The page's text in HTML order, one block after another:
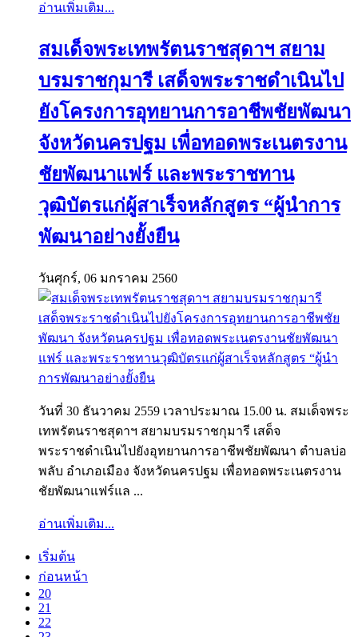
อ่านเพิ่มเติม...
สมเด็จพระเทพรัตนราชสุดาฯ สยาม
บรมราชกุมารี เสด็จพระราชดำเนินไป
ยังโครงการอุทยานการอาชีพชัยพัฒนา
จังหวัดนครปฐม เพื่อทอดพระเนตรงาน
ชัยพัฒนาแฟร์ และพระราชทาน
วุฒิบัตรแก่ผู้สาเร็จหลักสูตร “ผู้นำการ
พัฒนาอย่างยั้งยืน
วันศุกร์, 06 มกราคม 2560
วันที่ 30 ธันวาคม 2559 เวลาประมาณ 15.00 น. สมเด็จพระ
เทพรัตนราชสุดาฯ สยามบรมราชกุมารี เสด็จ
พระราชดำเนินไปยังอุทยานการอาชีพชัยพัฒนา ตำบลบ่อ
พลับ อำเภอเมือง จังหวัดนครปฐม เพื่อทอดพระเนตรงาน
ชัยพัฒนาแฟร์แล ...
อ่านเพิ่มเติม...
เริ่มต้น
ก่อนหน้า
20
21
22